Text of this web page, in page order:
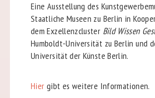
Eine Ausstellung des
Staatliche Museen zu Berlin in
dem Exzellenzcluster Bild Wissen
Humboldt-Universität zu Berlin und
Universität der Künste Berlin.
Hier gibt es weitere Informationen.